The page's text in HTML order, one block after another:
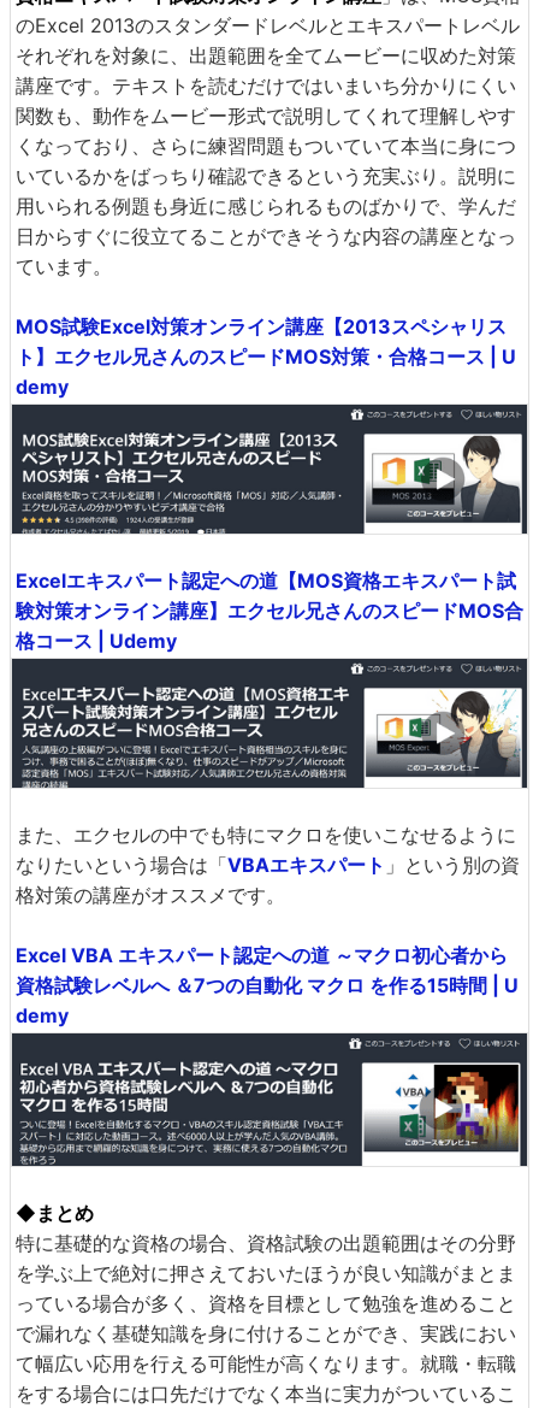
のExcel 2013のスタンダードレベルとエキスパートレベル
それぞれを対象に、出題範囲を全てムービーに収めた対策
講座です。テキストを読むだけではいまいち分かりにくい
関数も、動作をムービー形式で説明してくれて理解しやす
くなっており、さらに練習問題もついていて本当に身につ
いているかをばっちり確認できるという充実ぶり。説明に
用いられる例題も身近に感じられるものばかりで、学んだ
日からすぐに役立てることができそうな内容の講座となっ
ています。
MOS試験Excel対策オンライン講座【2013スペシャリス
ト】エクセル兄さんのスピードMOS対策・合格コース | U
demy
Excelエキスパート認定への道【MOS資格エキスパート試
験対策オンライン講座】エクセル兄さんのスピードMOS合
格コース | Udemy
また、エクセルの中でも特にマクロを使いこなせるように
なりたいという場合は「VBAエキスパート 」という別の資
格対策の講座がオススメです。
Excel VBA エキスパート認定への道 ～マクロ初心者から
資格試験レベルへ ＆7つの自動化 マクロ を作る15時間 | U
demy
◆まとめ
特に基礎的な資格の場合、資格試験の出題範囲はその分野
を学ぶ上で絶対に押さえておいたほうが良い知識がまとま
っている場合が多く、資格を目標として勉強を進めること
で漏れなく基礎知識を身に付けることができ、実践におい
て幅広い応用を行える可能性が高くなります。就職・転職
をする場合には口先だけでなく本当に実力がついているこ